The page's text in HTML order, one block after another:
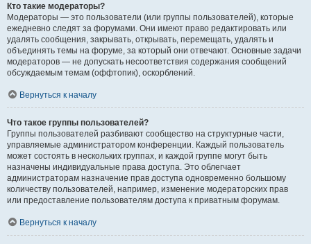
Кто такие модераторы?
Модераторы — это пользователи (или группы пользователей), которые
ежедневно следят за форумами. Они имеют право редактировать или
удалять сообщения, закрывать, открывать, перемещать, удалять и
объединять темы на форуме, за который они отвечают. Основные задачи
модераторов — не допускать несоответствия содержания сообщений
обсуждаемым темам (оффтопик), оскорблений.
Вернуться к началу
Что такое группы пользователей?
Группы пользователей разбивают сообщество на структурные части,
управляемые администратором конференции. Каждый пользователь
может состоять в нескольких группах, и каждой группе могут быть
назначены индивидуальные права доступа. Это облегчает
администраторам назначение прав доступа одновременно большому
количеству пользователей, например, изменение модераторских прав
или предоставление пользователям доступа к приватным форумам.
Вернуться к началу